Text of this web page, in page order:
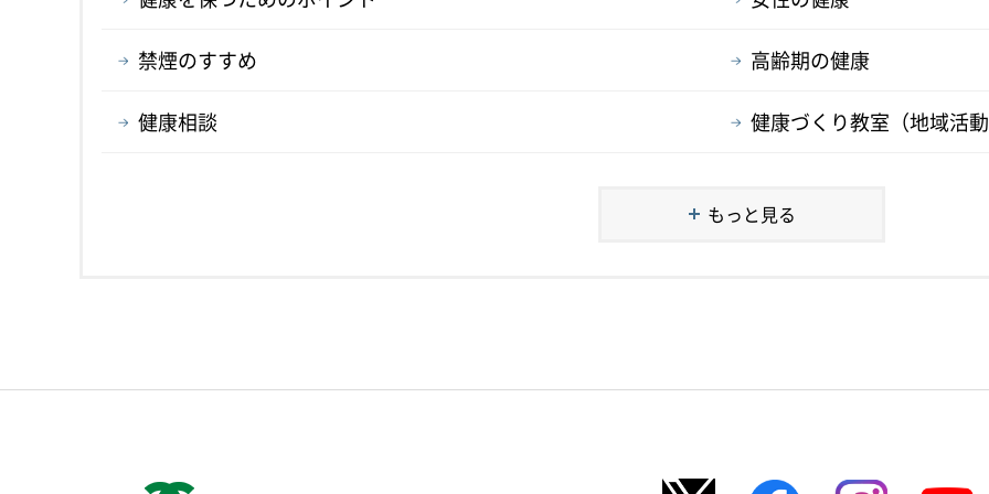
禁煙のすすめ 高齢期の健康
健康相談 健康づくり教室（地域活
もっと見る